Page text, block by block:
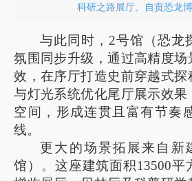
科研之路展厅。自贡恐龙
与此同时，2号馆（恐龙
氛围同步升级，通过高精度
效，在序厅打造史前穿越式
与灯光系统优化尾厅展示效果
空间，形成连贯且富有节奏
线。
更大的场景拓展来自新
馆）。这座建筑面积13500平